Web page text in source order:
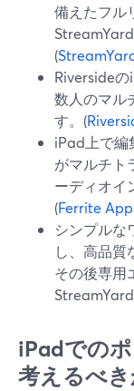
備えたフル
(
Riverside
数人のマル
す。(
iPad上で編
がマルチト
ーディオイ
(Ferrite
シンプルな
し、高品質
その後専用
iPadでの
考えるべき